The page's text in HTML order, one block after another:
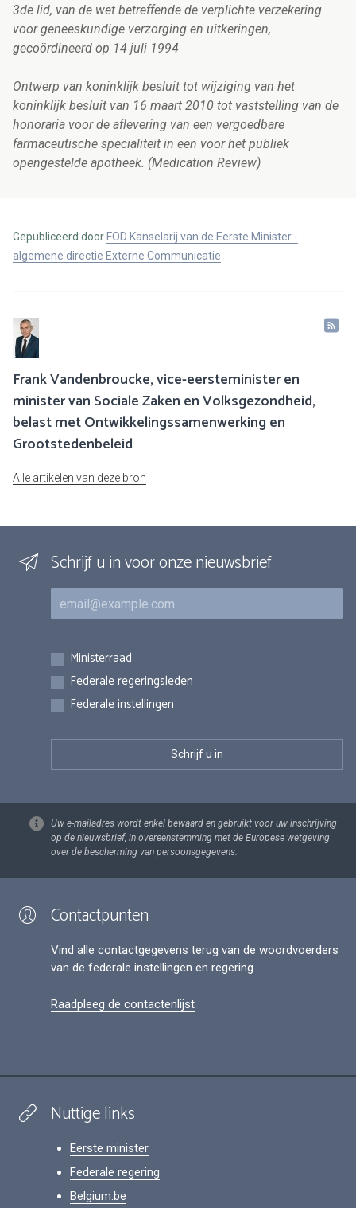
3de lid, van de wet betreffende de verplichte verzekering
voor geneeskundige verzorging en uitkeringen,
gecoördineerd op 14 juli 1994
Ontwerp van koninklijk besluit tot wijziging van het
koninklijk besluit van 16 maart 2010 tot vaststelling van de
honoraria voor de aflevering van een vergoedbare
farmaceutische specialiteit in een voor het publiek
opengestelde apotheek. (Medication Review)
Gepubliceerd door FOD Kanselarij van de Eerste Minister -
algemene directie Externe Communicatie
Frank Vandenbroucke, vice-eersteminister en
minister van Sociale Zaken en Volksgezondheid,
belast met Ontwikkelingssamenwerking en
Grootstedenbeleid
Alle artikelen van deze bron
Schrijf u in voor onze nieuwsbrief
E-mail
Inschrijvingen
Ministerraad
Federale regeringsleden
Federale instellingen
Uw e-mailadres wordt enkel bewaard en gebruikt voor uw inschrijving
op de nieuwsbrief, in overeenstemming met de Europese wetgeving
over de bescherming van persoonsgegevens.
Contactpunten
Vind alle contactgegevens terug van de woordvoerders
van de federale instellingen en regering.
Raadpleeg de contactenlijst
Nuttige links
Eerste minister
Federale regering
Belgium.be